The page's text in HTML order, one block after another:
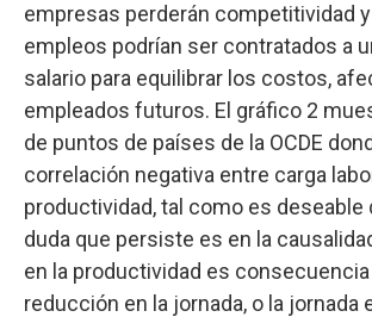
empresas perderán competitividad
empleos podrían ser contratados a
salario para equilibrar los costos,
empleados futuros. El gráfico 2
de puntos de países de la OCDE
correlación negativa entre carga
productividad, tal como es deseable
duda que persiste es en la
en la productividad es consecuencia
reducción en la jornada, o la jornada